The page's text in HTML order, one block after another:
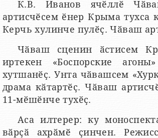
К.В. Иванов ячӗллӗ
артисчӗсем ӗнер Крыма тухса
Керчь хулинче пулӗҫ. Чӑваш
Чӑваш сценин ӑстисем
иртекен «Боспорские
хутшанӗҫ. Унта чӑвашсем
драма кӑтартӗҫ. Чӑваш
11-мӗшӗнче тухӗҫ.
Аса илтерер: ку
вӑрҫӑ ахрӑмӗ ҫинчен.